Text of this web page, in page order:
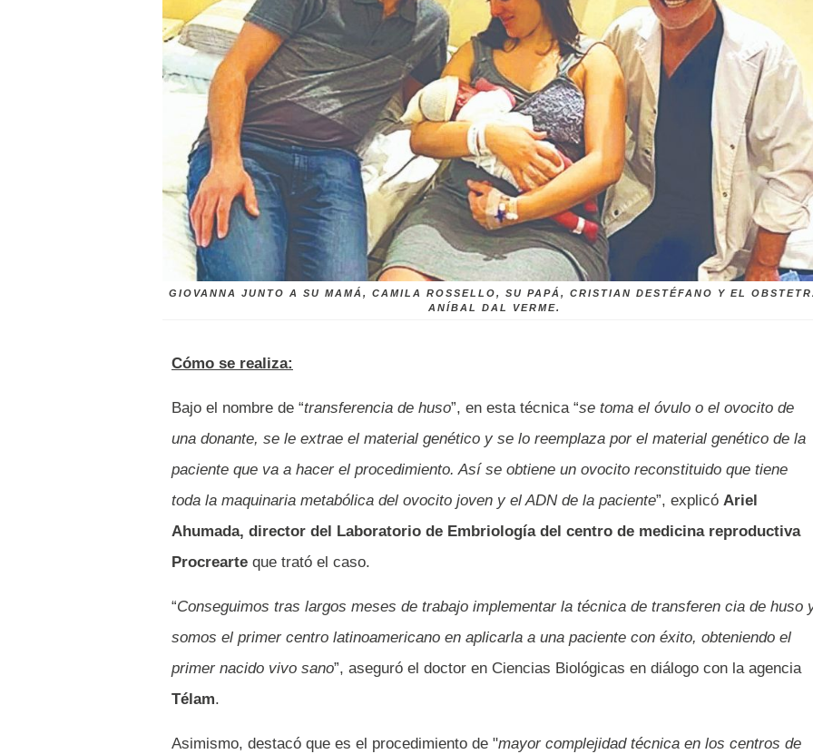
GIOVANNA JUNTO A SU MAMÁ, CAMILA ROSSELLO, SU PAPÁ, CRISTIAN DESTÉFANO Y EL
ANÍBAL DAL VERME.
Cómo se realiza:
Bajo el nombre de “transferencia de huso”, en esta técnica “se toma el óvulo o el ovocito de
una donante, se le extrae el material genético y se lo reemplaza por el material genético de la
paciente que va a hacer el procedimiento. Así se obtiene un ovocito reconstituido que tiene
toda la maquinaria metabólica del ovocito joven y el ADN de la paciente”, explicó Ariel
Ahumada, director del Laboratorio de Embriología del centro de medicina reproductiva
Procrearte que trató el caso.
“Conseguimos tras largos meses de trabajo implementar la técnica de transferen cia de huso
somos el primer centro latinoamericano en aplicarla a una paciente con éxito, obteniendo el
primer nacido vivo sano”, aseguró el doctor en Ciencias Biológicas en diálogo con la agencia
Télam.
Asimismo, destacó que es el procedimiento de "mayor complejidad técnica en los centros de